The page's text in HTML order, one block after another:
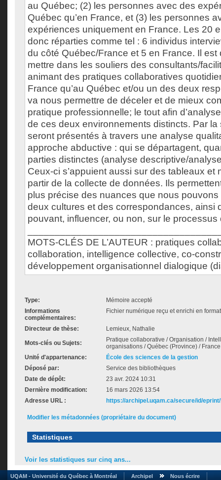
au Québec; (2) les personnes avec des
Québec qu’en France, et (3) les personnes
expériences uniquement en France. Les 20
donc réparties comme tel : 6 individus
du côté Québec/France et 5 en France. Il est
mettre dans les souliers des consultants/
animant des pratiques collaboratives
France qu’au Québec et/ou un des deux
va nous permettre de déceler et de mieux
pratique professionnelle; le tout afin
de ces deux environnements distincts. Par la
seront présentés à travers une analyse
approche abductive : qui se départagent,
parties distinctes (analyse descriptive/
Ceux-ci s’appuient aussi sur des tableaux et
partir de la collecte de données. Ils
plus précise des nuances que nous
deux cultures et des correspondances, ainsi
pouvant, influencer, ou non, sur le processus
MOTS-CLÉS DE L’AUTEUR : pratiques
collaboration, intelligence collective, co-
développement organisationnel dialogique
Type:
Mémoire accepté
Informations
complémentaires:
Fichier numérique reçu et enrichi en
Directeur de thèse: Lemieux, Nathalie
Mots-clés ou Sujets:
Pratique collaborative / Organisation /
organisations / Québec (Province) / France
Unité d'appartenance:
École des sciences de la gestion
Déposé par:
Service des bibliothèques
Date de dépôt:
23 avr. 2024 10:31
Dernière modification:
16 mars 2026 13:54
Adresse URL :
https://archipel.uqam.ca/secure/id/
Modifier les métadonnées (propriétaire du document)
Statistiques
Voir les statistiques sur cinq ans...
UQAM - Université du Québec à Montréal Archipel Nous écrire